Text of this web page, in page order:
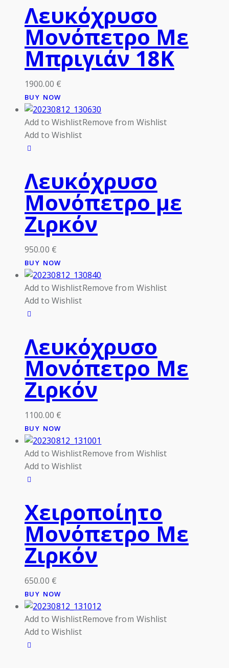
Λευκόχρυσο
Μονόπετρο Με
Μπριγιάν 18Κ
1900.00 €
BUY NOW
Add to WishlistRemove from Wishlist
Add to Wishlist
Λευκόχρυσο
Μονόπετρο με
Ζιρκόν
950.00 €
BUY NOW
Add to WishlistRemove from Wishlist
Add to Wishlist
Λευκόχρυσο
Μονόπετρο Με
Ζιρκόν
1100.00 €
BUY NOW
Add to WishlistRemove from Wishlist
Add to Wishlist
Χειροποίητο
Μονόπετρο Με
Ζιρκόν
650.00 €
BUY NOW
Add to WishlistRemove from Wishlist
Add to Wishlist